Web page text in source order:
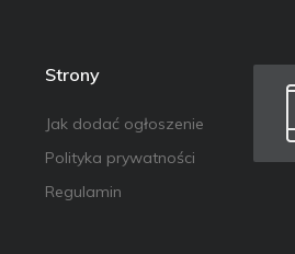
Strony
Jak dodać ogłoszenie
Polityka prywatności
Regulamin